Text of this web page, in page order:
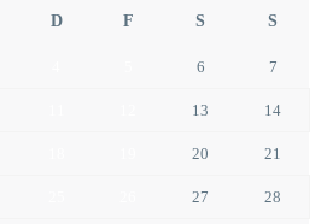
D F S S
6 7
13 14
20 21
27 28